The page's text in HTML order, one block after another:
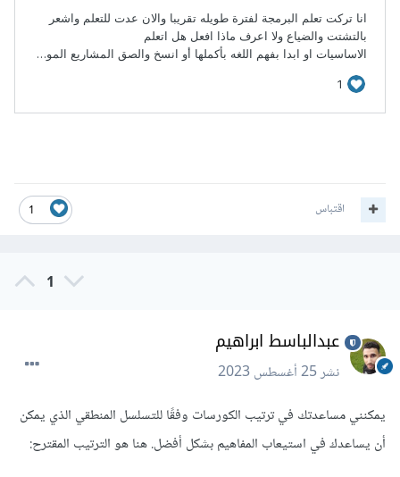
1 اقتباس
1
عبدالباسط ابراهيم
نشر25 أغسطس 2023
يمكنني مساعدتك في ترتيب الكورسات وفقًا للتسلسل المنطقي الذي يمكن
أن يساعدك في استيعاب المفاهيم بشكل أفضل. هنا هو الترتيب المقترح: